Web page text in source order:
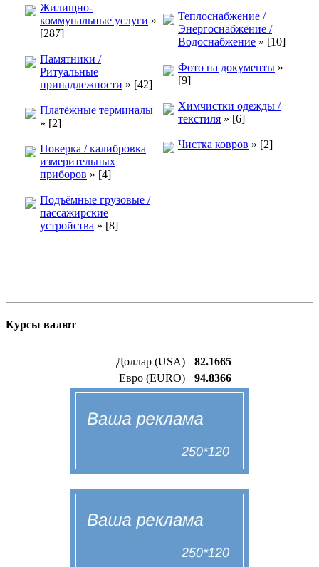
Жилищно-
коммунальные услуги »
[287]
Памятники /
Ритуальные
принадлежности » [42]
Платёжные терминалы
» [2]
Поверка / калибровка
измерительных
приборов » [4]
Подъёмные грузовые /
пассажирские
устройства » [8]
Теплоснабжение /
Энергоснабжение /
Водоснабжение » [10]
Фото на документы »
[9]
Химчистки одежды /
текстиля » [6]
Чистка ковров » [2]
Курсы валют
Доллар (USA)
82.1665
Евро (EURO)
94.8366